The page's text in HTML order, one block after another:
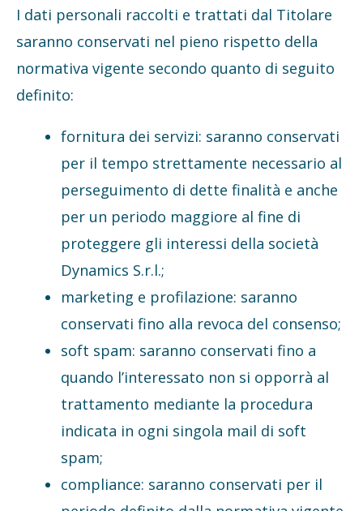
I dati personali raccolti e trattati dal Titolare
saranno conservati nel pieno rispetto della
normativa vigente secondo quanto di seguito
definito:
fornitura dei servizi: saranno conservati
per il tempo strettamente necessario al
perseguimento di dette finalità e anche
per un periodo maggiore al fine di
proteggere gli interessi della società
Dynamics S.r.l.;
marketing e profilazione: saranno
conservati fino alla revoca del consenso;
soft spam: saranno conservati fino a
quando l’interessato non si opporrà al
trattamento mediante la procedura
indicata in ogni singola mail di soft
spam;
compliance: saranno conservati per il